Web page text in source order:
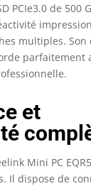
PCIe3.0 de 500
multiples.
parfaitement
et
Mini PC
Il dispose de